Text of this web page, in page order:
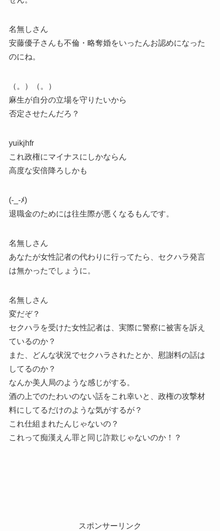
名無しさん
安藤優子さんも不倫・略奪婚をいったんお認めになった
のにね。
（。）（。）
麻生が自分の立場を守りたいから
否定させたんだろ？
yuikjhfr
これ政権にマイナスにしかならん
高度な安倍降ろしかも
(-_-ﾒ)
退職金のためには往生際が悪くなるもんです。
名無しさん
あなたが女性記者の代わりに行ってたら、セクハラ発言
は無かったでしょうに。
名無しさん
変だぞ？
セクハラを受けた女性記者は、実際に警察に被害を訴え
ているのか？
また、どんな状況でセクハラされたとか、慰謝料の話は
してるのか？
なんか美人局のような感じがする。
酒の上でのたわいのない話をこれ幸いと、政権の攻撃材
料にしてるだけのような気がするが？
これ仕組まれたんじゃないの？
これって痴漢えん罪と同じ詐欺じゃないのか！？
スポンサーリンク